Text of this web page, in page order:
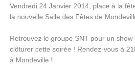
Vendredi 24 Janvier 2014, place à la
la nouvelle Salle des Fêtes de
Retrouvez le groupe SNT pour un
clôturer cette soirée ! Rendez-vous à
à Mondeville !